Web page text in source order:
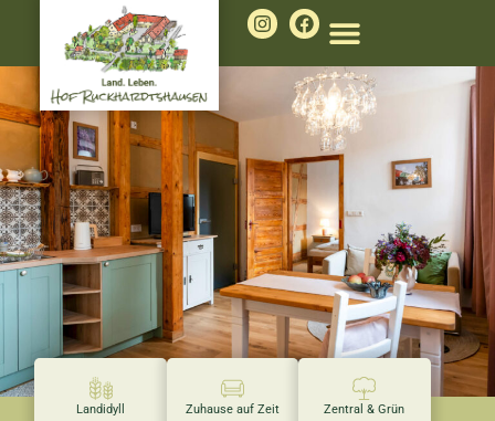
Landidyll Zuhause auf Zeit Zentral & Grün